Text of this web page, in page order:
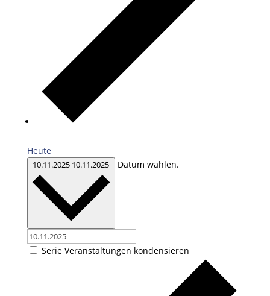
Heute
10.11.2025 10.11.2025 Datum wählen.
Serie Veranstaltungen kondensieren